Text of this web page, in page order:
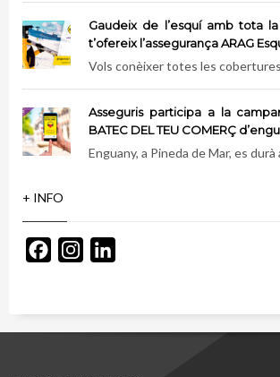
Gaudeix de l’esquí amb tota
t’ofereix l’assegurança ARAG
Vols conèixer totes les
Asseguris participa a la
BATEC DEL TEU COMERÇ
Enguany, a Pineda de Mar, es durà
+ INFO
FacebookInstagram